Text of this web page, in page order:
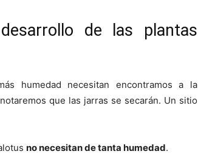
de las plantas
humedad necesitan encontramos a la
que las jarras se secarán. Un sitio
no necesitan de tanta humedad.